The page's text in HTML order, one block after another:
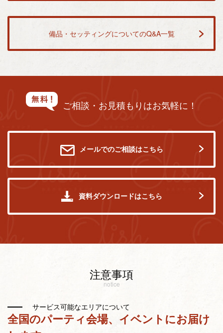
備品・セッティングについてのQ&A一覧
ご相談・お見積もりはお気軽に！
メールでのご相談はこちら
資料ダウンロードはこちら
注意事項
notice
サービス可能なエリアについて
全国のパーティ会場、イベントにお届け